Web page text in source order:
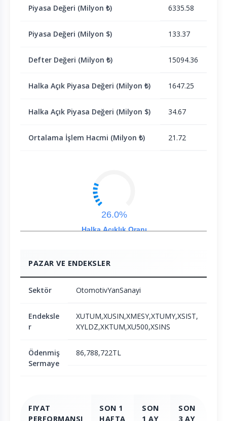
Piyasa Değeri (Milyon ₺) 6335.58
Piyasa Değeri (Milyon $) 133.37
Defter Değeri (Milyon ₺) 15094.36
Halka Açık Piyasa Değeri (Milyon ₺) 1647.25
Halka Açık Piyasa Değeri (Milyon $) 34.67
Ortalama İşlem Hacmi (Milyon ₺) 21.72
Halka Açıklık Oranı
26.0%
PAZAR VE ENDEKSLER
Sektör OtomotivYanSanayi
Endeksle
r
XUTUM,XUSIN,XMESY,XTUMY,XSIST,
XYLDZ,XKTUM,XU500,XSINS
Ödenmiş
Sermaye
86,788,722TL
FIYAT
PERFORMANSI
SON 1
HAFTA
SON
1 AY
SON
3 AY